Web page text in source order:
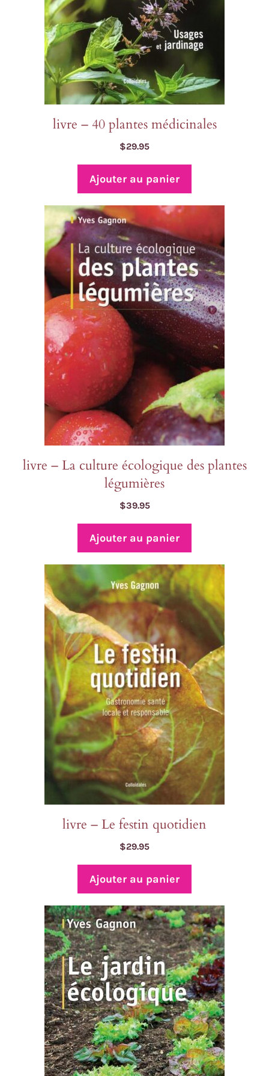
livre – 40 plantes médicinales
$29.95
Ajouter au panier
livre – La culture écologique des plantes
légumières
$39.95
Ajouter au panier
livre – Le festin quotidien
$29.95
Ajouter au panier